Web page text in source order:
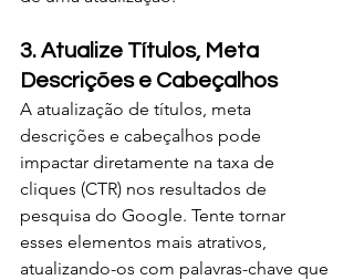
3. Atualize Títulos, Meta
Descrições e Cabeçalhos
A atualização de títulos, meta
descrições e cabeçalhos pode
impactar diretamente na taxa de
cliques (CTR) nos resultados de
pesquisa do Google. Tente tornar
esses elementos mais atrativos,
atualizando-os com palavras-chave que